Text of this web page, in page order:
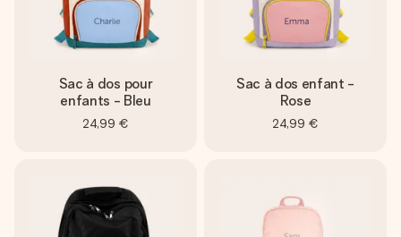
Sac à dos pour
enfants - Bleu
24,99 €
Sac à dos enfant -
Rose
24,99 €